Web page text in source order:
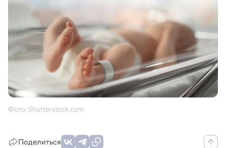
Фото: Shutterstock.com
Поделиться